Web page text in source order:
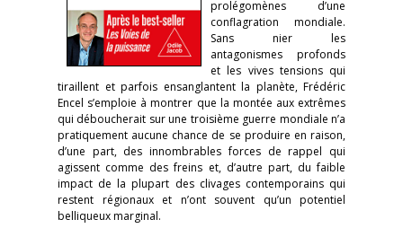
prolégomènes d’une
conflagration mondiale.
Sans nier les
antagonismes profonds
et les vives tensions qui
tiraillent et parfois ensanglantent la planète, Frédéric
Encel s’emploie à montrer que la montée aux extrêmes
qui déboucherait sur une troisième guerre mondiale n’a
pratiquement aucune chance de se produire en raison,
d’une part, des innombrables forces de rappel qui
agissent comme des freins et, d’autre part, du faible
impact de la plupart des clivages contemporains qui
restent régionaux et n’ont souvent qu’un potentiel
belliqueux marginal.